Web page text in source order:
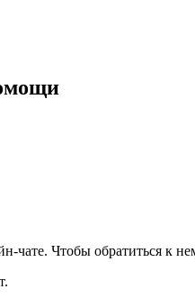
чате. Чтобы обратиться к